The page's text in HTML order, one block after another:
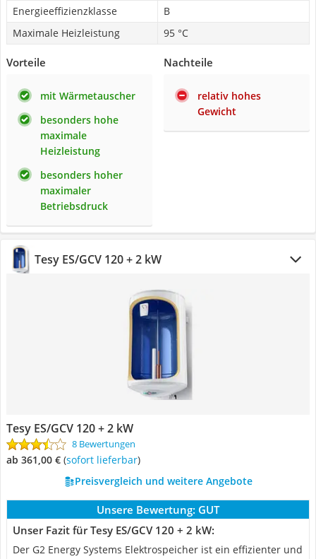
Energieeffizienzklasse
B
Maximale Heizleistung
95 °C
Vorteile
mit Wärmetauscher
besonders hohe
maximale
Heizleistung
besonders hoher
maximaler
Betriebsdruck
Nachteile
relativ hohes
Gewicht
‎Tesy ES/GCV 120 + 2 kW
‎Tesy ES/GCV 120 + 2 kW
8 Bewertungen
ab 361,00 € ( Sofort lieferbar)
Preisvergleich und weitere Angebote
Unsere Bewertung: GUT
Unser Fazit für ‎Tesy ES/GCV 120 + 2 kW:
Der G2 Energy Systems Elektrospeicher ist ein effizienter und